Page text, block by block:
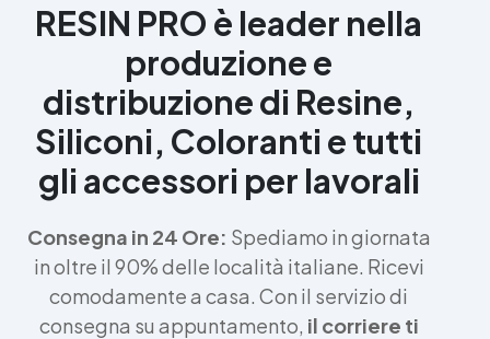
RESIN PRO è leader nella
produzione e
distribuzione di Resine,
Siliconi, Coloranti e tutti
gli accessori per lavorali
Consegna in 24 Ore: Spediamo in giornata
in oltre il 90% delle località italiane. Ricevi
comodamente a casa. Con il servizio di
consegna su appuntamento, il corriere ti